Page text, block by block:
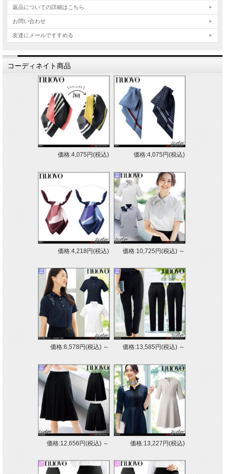
返品についての詳細はこちら
お問い合わせ
友達にメールですすめる
コーディネイト商品
価格:4,075円(税込) 価格:4,075円(税込)
価格:4,218円(税込) 価格:10,725円(税込)～
価格:6,578円(税込)～ 価格:13,585円(税込)～
価格:12,656円(税込)～ 価格:13,227円(税込)